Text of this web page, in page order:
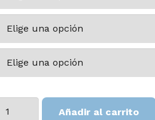
Acumulación
Añadir al carrito